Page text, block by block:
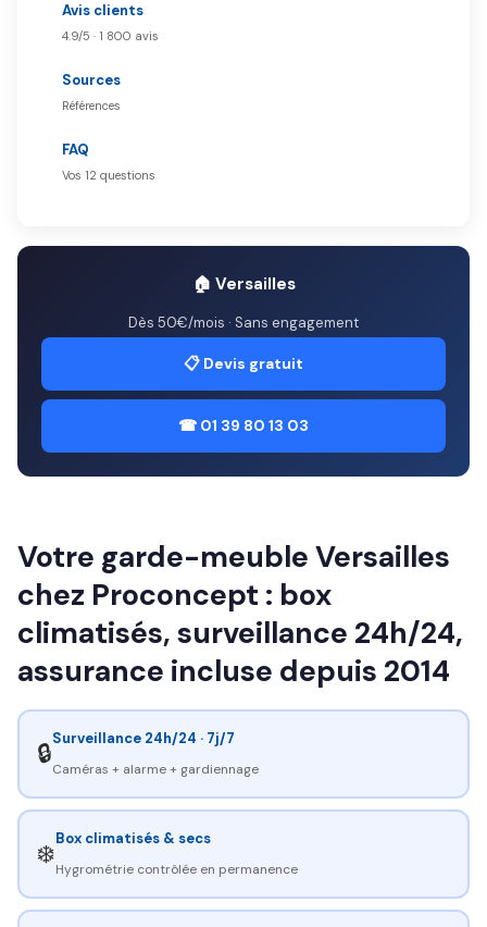
Avis clients
4.9/5 · 1 800 avis
Sources
Références
FAQ
Vos 12 questions
🏠 Versailles
Dès 50€/mois · Sans engagement
📋 Devis gratuit
☎ 01 39 80 13 03
Votre garde-meuble Versailles
chez Proconcept : box
climatisés, surveillance 24h/24,
assurance incluse depuis 2014
🔒Surveillance 24h/24 · 7j/7
Caméras + alarme + gardiennage
❄️Box climatisés & secs
Hygrométrie contrôlée en permanence